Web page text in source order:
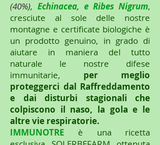
(40%), Echinacea, e Ribes Nigrum,
cresciute al sole delle nostre
montagne e certificate biologiche è
un prodotto genuino, in grado di
aiutare in maniera del tutto
naturale le nostre difese
immunitarie, per meglio
proteggerci dal Raffreddamento
e dai disturbi stagionali che
colpiscono il naso, la gola e le
altre vie respiratorie.
IMMUNOTRE è una ricetta